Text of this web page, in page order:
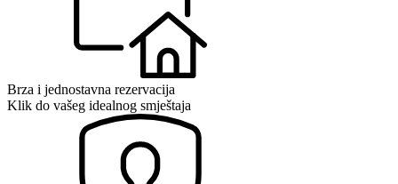
Brza i jednostavna rezervacija
Klik do vašeg idealnog smještaja